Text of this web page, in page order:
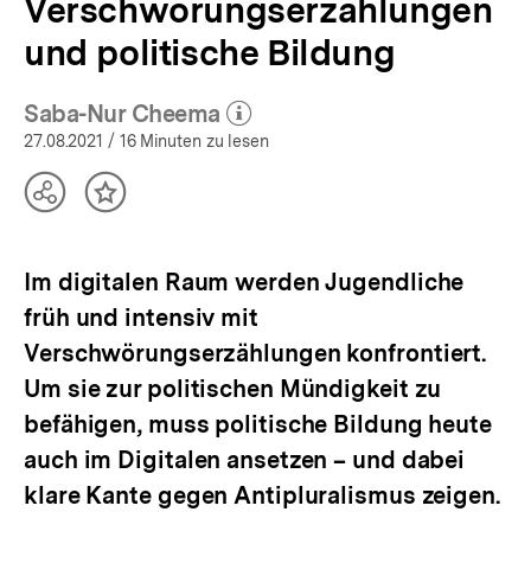
Verschwörungserzählungen
und politische Bildung
Saba-Nur Cheema
(Mehr zum Autor)
öffnen
27.08.2021 / 16 Minuten zu lesen
TeilenInhalt
Im digitalen Raum werden Jugendliche
früh und intensiv mit
Verschwörungserzählungen konfrontiert.
Um sie zur politischen Mündigkeit zu
befähigen, muss politische Bildung heute
auch im Digitalen ansetzen – und dabei
klare Kante gegen Antipluralismus zeigen.